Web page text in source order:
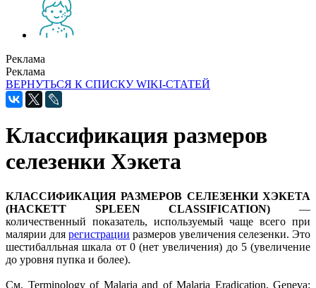
Реклама
Реклама
ВЕРНУТЬСЯ К СПИСКУ WIKI-СТАТЕЙ
Классификация размеров
селезенки Хэкета
КЛАССИФИКАЦИЯ РАЗМЕРОВ СЕЛЕЗЕНКИ ХЭКЕТА
(HACKETT SPLEEN CLASSIFICATION) —
количественный показатель, используемый чаще всего при
малярии для регистрации размеров увеличения селезенки. Это
шестибалльная шкала от 0 (нет увеличения) до 5 (увеличение
до уровня пупка и более).
Cм. Terminology of Malaria and of Malaria Eradication. Geneva: